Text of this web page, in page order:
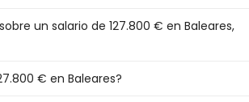
un salario de 127.800 € en Baleares,
€ en Baleares?